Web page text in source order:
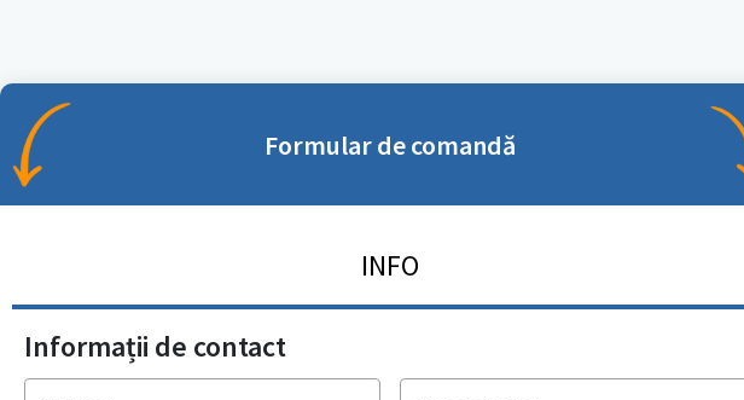
Formular de comandă
INFO
Informații de contact